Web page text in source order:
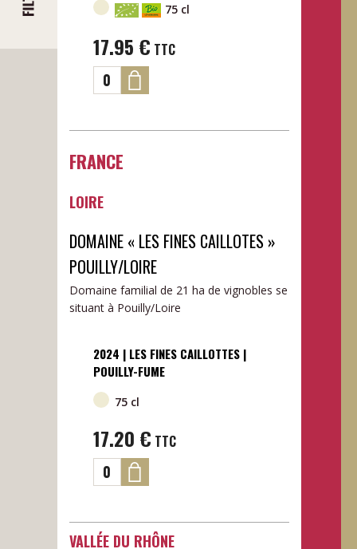
75 cl
17.95 € TTC
FRANCE
LOIRE
DOMAINE « LES FINES CAILLOTES »
POUILLY/LOIRE
Domaine familial de 21 ha de vignobles se
situant à Pouilly/Loire
2024 | LES FINES CAILLOTTES |
POUILLY-FUME
75 cl
17.20 € TTC
VALLÉE DU RHÔNE